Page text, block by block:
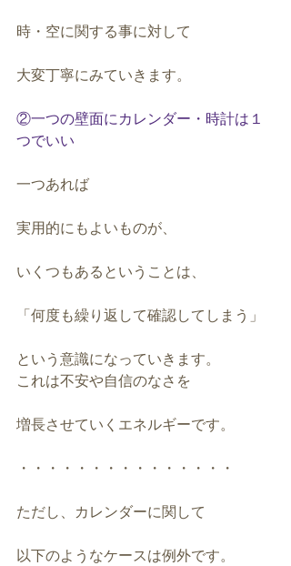
時・空に関する事に対して
大変丁寧にみていきます。
②一つの壁面にカレンダー・時計は１
つでいい
一つあれば
実用的にもよいものが、
いくつもあるということは、
「何度も繰り返して確認してしまう」
という意識になっていきます。
これは不安や自信のなさを
増長させていくエネルギーです。
・・・・・・・・・・・・・・・
ただし、カレンダーに関して
以下のようなケースは例外です。